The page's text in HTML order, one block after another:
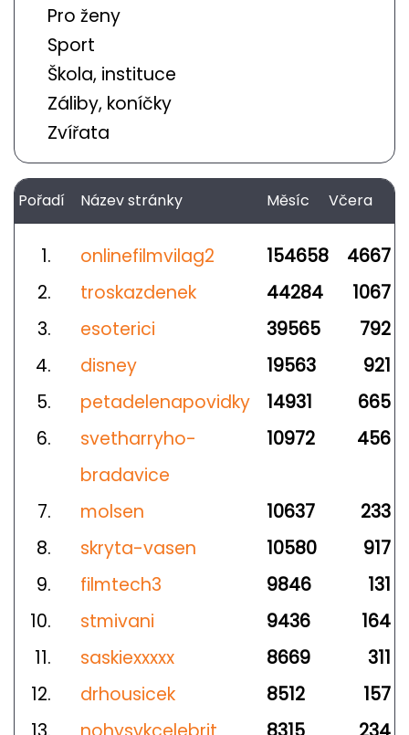
Pro ženy
Sport
Škola, instituce
Záliby, koníčky
Zvířata
Pořadí Název stránky Měsíc Včera
1. onlinefilmvilag2 154658
4667
2.
troskazdenek 44284
1067
3.
esoterici 39565
792
4.
disney 19563
921
5.
petadelenapovidky 14931
665
6.
svetharryho-
bradavice
10972 456
7. molsen 10637
233
8.
skryta-vasen 10580
917
9.
filmtech3 9846
131
10.
stmivani 9436
164
11.
saskiexxxxx 8669
311
12.
drhousicek 8512
157